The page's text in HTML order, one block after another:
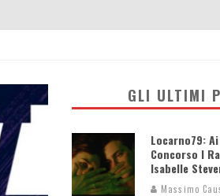
GLI ULTIMI
Locarno79:
Concorso I
Isabelle
Massimo